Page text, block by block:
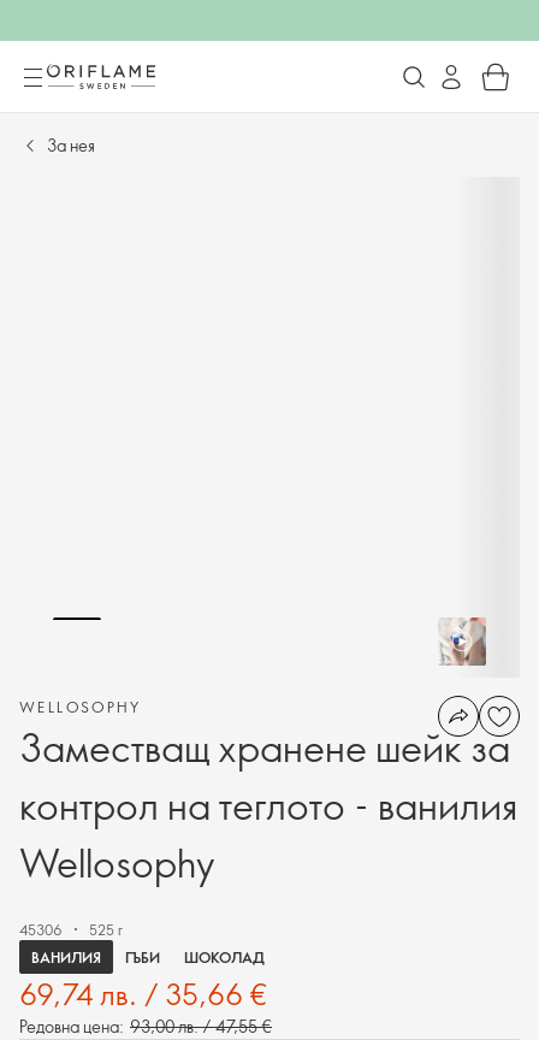
За нея
WELLOSOPHY
Заместващ хранене шейк за
контрол на теглото - ванилия
Wellosophy
45306
525 г
ВАНИЛИЯ
ГЪБИ ШОКОЛАД
69,74 лв. / 35,66 €
Редовна цена: 93,00 лв. / 47,55 €